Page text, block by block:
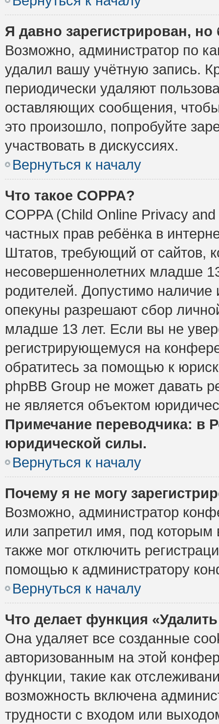
Я давно зарегистрирован,
Возможно, администратор по
удалил вашу учётную запись.
периодически удаляют
оставляющих сообщения,
это произошло, попробуйте
участвовать в дискуссиях.
Вернуться к началу
Что такое COPPA?
COPPA (Child Online Privacy
частных прав ребёнка в
Штатов, требующий от сайтов,
несовершеннолетних младше
родителей. Допустимо наличие
опекуны разрешают сбор
младше 13 лет. Если вы не
регистрирующемуся на
обратитесь за помощью к
phpBB Group не может давать
не является объектом
Примечание переводчика: в
юридической силы.
Вернуться к началу
Почему я не могу
Возможно, администратор
или запретил имя, под которым
также мог отключить
помощью к администратору
Вернуться к началу
Что делает функция
Она удаляет все созданные
авторизованным на этой
функции, такие как
возможность включена
трудности с входом или